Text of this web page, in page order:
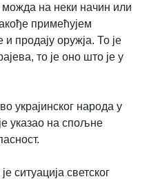
можда на неки начин или
примећујем
продају оружја. То је
то је оно што је у
украјинског народа у
указао на спољне
ситуација светског